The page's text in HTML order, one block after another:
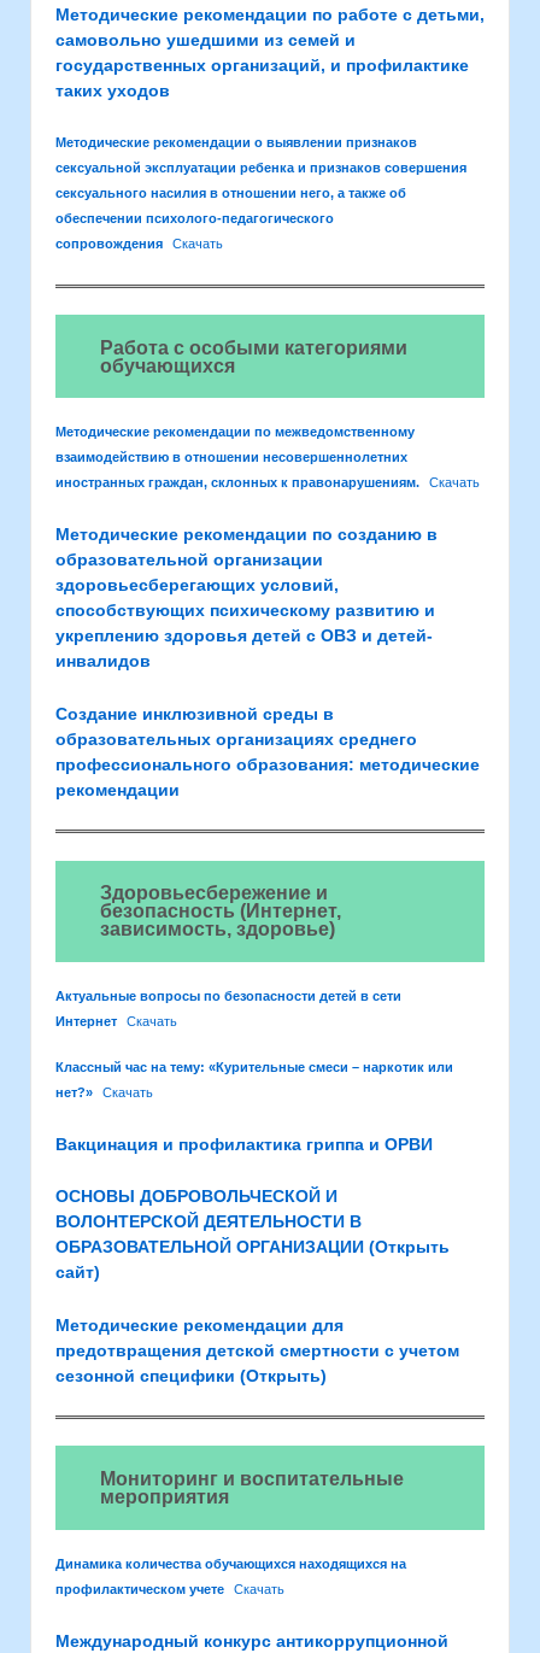
Методические рекомендации по работе с детьми,
самовольно ушедшими из семей и
государственных организаций, и профилактике
таких уходов
Методические рекомендации о выявлении признаков
сексуальной эксплуатации ребенка и признаков совершения
сексуального насилия в отношении него, а также об
обеспечении психолого-педагогического
сопровождения
Скачать
Работа с особыми категориями
обучающихся
Методические рекомендации по межведомственному
взаимодействию в отношении несовершеннолетних
иностранных граждан, склонных к правонарушениям.
Скачать
Методические рекомендации по созданию в
образовательной организации
здоровьесберегающих условий,
способствующих психическому развитию и
укреплению здоровья детей с ОВЗ и детей-
инвалидов
Создание инклюзивной среды в
образовательных организациях среднего
профессионального образования: методические
рекомендации
Здоровьесбережение и
безопасность (Интернет,
зависимость, здоровье)
Актуальные вопросы по безопасности детей в сети
Интернет
Скачать
Классный час на тему: «Курительные смеси – наркотик или
нет?»
Скачать
Вакцинация и профилактика гриппа и ОРВИ
ОСНОВЫ ДОБРОВОЛЬЧЕСКОЙ И
ВОЛОНТЕРСКОЙ ДЕЯТЕЛЬНОСТИ В
ОБРАЗОВАТЕЛЬНОЙ ОРГАНИЗАЦИИ (Открыть
сайт)
Методические рекомендации для
предотвращения детской смертности с учетом
сезонной специфики (Открыть)
Мониторинг и воспитательные
мероприятия
Динамика количества обучающихся находящихся на
профилактическом учете
Скачать
Международный конкурс антикоррупционной